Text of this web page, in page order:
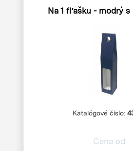
Na 1 fľašku - modrý s
Katalógové číslo:
Cena od